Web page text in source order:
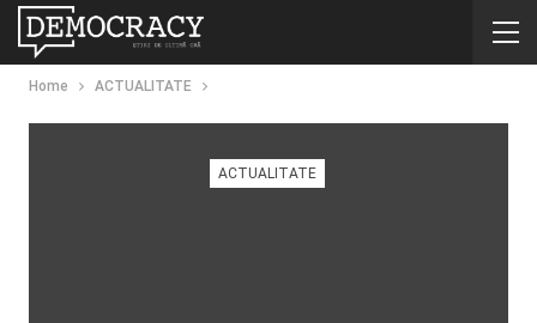
Home ACTUALITATE
ACTUALITATE